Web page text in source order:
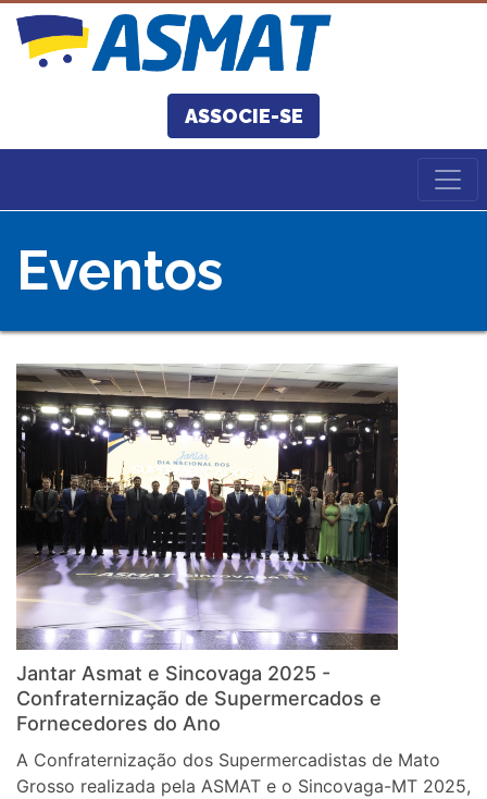
ASSOCIE-SE
Eventos
Jantar Asmat e Sincovaga 2025 -
Confraternização de Supermercados e
Fornecedores do Ano
A Confraternização dos Supermercadistas de Mato
Grosso realizada pela ASMAT e o Sincovaga-MT 2025,